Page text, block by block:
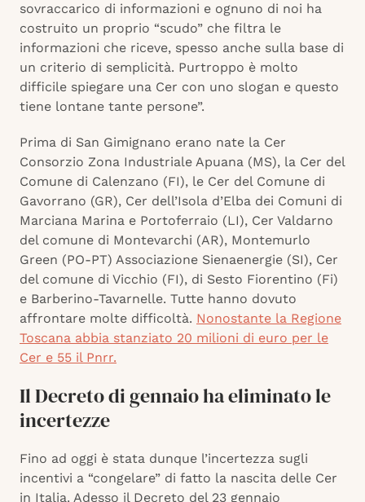
sovraccarico di informazioni e ognuno di noi ha
costruito un proprio “scudo” che filtra le
informazioni che riceve, spesso anche sulla base di
un criterio di semplicità. Purtroppo è molto
difficile spiegare una Cer con uno slogan e questo
tiene lontane tante persone”.
Prima di San Gimignano erano nate la Cer
Consorzio Zona Industriale Apuana (MS), la Cer del
Comune di Calenzano (FI), le Cer del Comune di
Gavorrano (GR), Cer dell’Isola d’Elba dei Comuni di
Marciana Marina e Portoferraio (LI), Cer Valdarno
del comune di Montevarchi (AR), Montemurlo
Green (PO-PT) Associazione Sienaenergie (SI), Cer
del comune di Vicchio (FI), di Sesto Fiorentino (Fi)
e Barberino-Tavarnelle. Tutte hanno dovuto
affrontare molte difficoltà. Nonostante la Regione
Toscana abbia stanziato 20 milioni di euro per le
Cer e 55 il Pnrr.
Il Decreto di gennaio ha eliminato le
incertezze
Fino ad oggi è stata dunque l’incertezza sugli
incentivi a “congelare” di fatto la nascita delle Cer
in Italia. Adesso il Decreto del 23 gennaio